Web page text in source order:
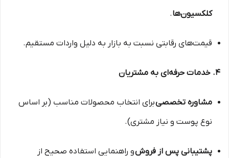
کلکسیون‌ها.
قیمت‌های رقابتی نسبت به بازار به دلیل واردات مستقیم.
۴. خدمات حرفه‌ای به مشتریان
مشاوره تخصصیبرای انتخاب محصولات مناسب (بر اساس
نوع پوست و نیاز مشتری).
پشتیبانی پس از فروشو راهنمایی استفاده صحیح از